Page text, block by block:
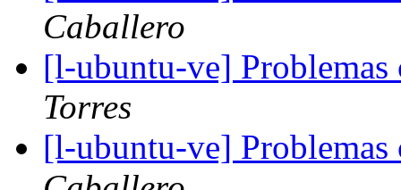
Caballero
[l-ubuntu-ve]
Torres
[l-ubuntu-ve]